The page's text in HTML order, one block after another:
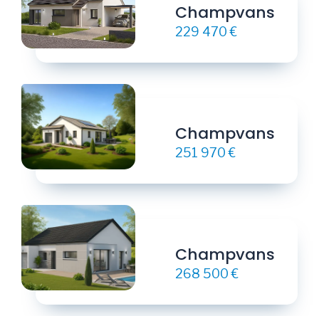
Champvans
229 470 €
Champvans
251 970 €
Champvans
268 500 €